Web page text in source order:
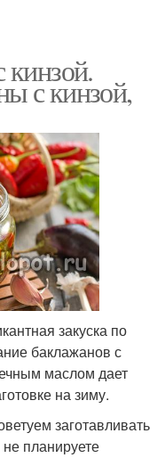
с кинзой,
закуска по
баклажанов с
маслом дает
на зиму.
заготавливать
планируете